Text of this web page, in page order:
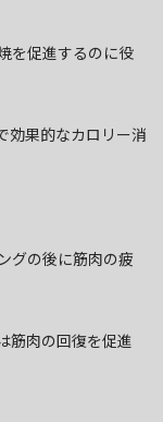
を促進するのに役
効果的なカロリー消
グの後に筋肉の疲
筋肉の回復を促進